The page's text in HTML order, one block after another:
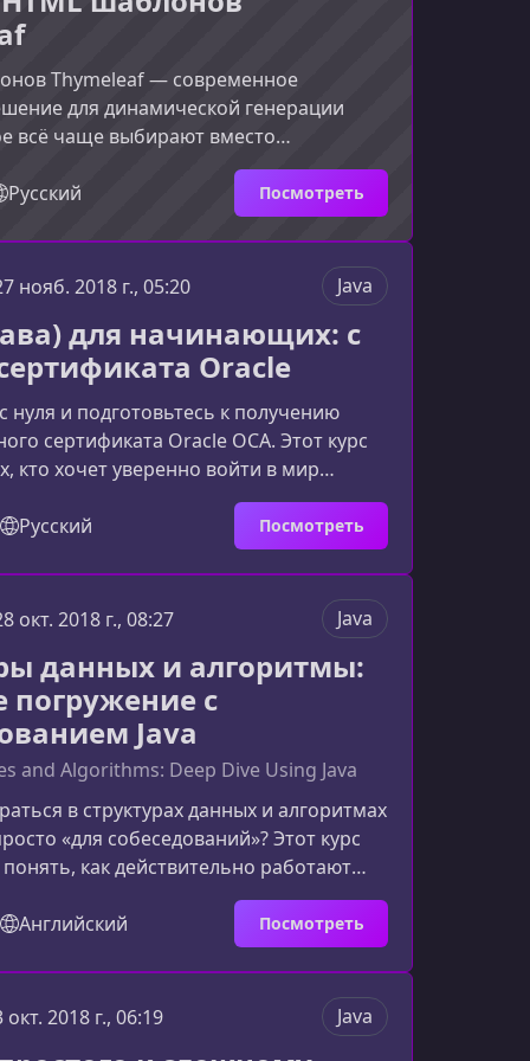
Thymeleaf — современное
для динамической генерации
всё чаще выбирают вместо
Этот курс поможет вам быстро и
перейти на Thymeleaf,
как в основах, так и в практических
такое Thymeleaf и зачем
— это мощный HTML-
для Java‑приложений, который
со Spring Framework. Он
Русский Посмотреть
нояб. 2018 г., 05:20 Java
для начинающих: с
Oracle
нуля и подготовьтесь к получению
сертификата Oracle OCA. Этот курс
кто хочет уверенно войти в мир
быстро получить практические
карьеру Java‑разработчика как в
рубежом. Понятные уроки, практические
решений помогут вам освоить язык
темпе и без лишнего стресса.Что
курс Java для
обуч
Русский Посмотреть
окт. 2018 г., 08:27 Java
данных и алгоритмы:
погружение с
Java
and Algorithms: Deep Dive Using Java
в структурах данных и алгоритмах
«для собеседований»? Этот курс
как действительно работают
деревья, хеш-таблицы и другие
а также научит применять их в
Здесь минимум теории ради
практическое, осознанное
и глубокое понимание
делает этот курс уникальнымВместо
Английский Посмотреть
окт. 2018 г., 06:19 Java